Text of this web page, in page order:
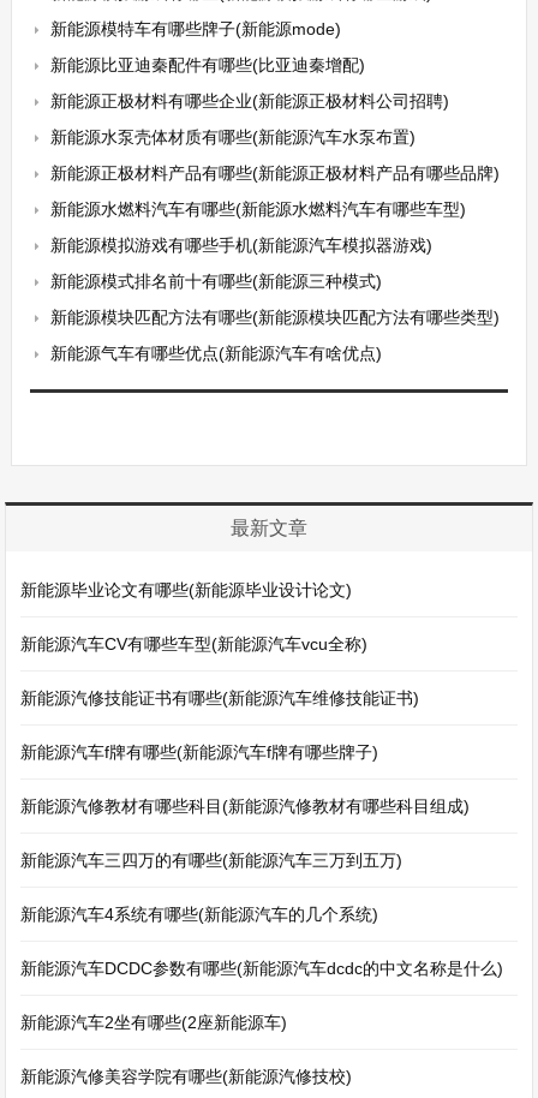
新能源模特车有哪些牌子(新能源mode)
新能源比亚迪秦配件有哪些(比亚迪秦增配)
新能源正极材料有哪些企业(新能源正极材料公司招聘)
新能源水泵壳体材质有哪些(新能源汽车水泵布置)
新能源正极材料产品有哪些(新能源正极材料产品有哪些品牌)
新能源水燃料汽车有哪些(新能源水燃料汽车有哪些车型)
新能源模拟游戏有哪些手机(新能源汽车模拟器游戏)
新能源模式排名前十有哪些(新能源三种模式)
新能源模块匹配方法有哪些(新能源模块匹配方法有哪些类型)
新能源气车有哪些优点(新能源汽车有啥优点)
最新文章
新能源毕业论文有哪些(新能源毕业设计论文)
新能源汽车CV有哪些车型(新能源汽车vcu全称)
新能源汽修技能证书有哪些(新能源汽车维修技能证书)
新能源汽车f牌有哪些(新能源汽车f牌有哪些牌子)
新能源汽修教材有哪些科目(新能源汽修教材有哪些科目组成)
新能源汽车三四万的有哪些(新能源汽车三万到五万)
新能源汽车4系统有哪些(新能源汽车的几个系统)
新能源汽车DCDC参数有哪些(新能源汽车dcdc的中文名称是什么)
新能源汽车2坐有哪些(2座新能源车)
新能源汽修美容学院有哪些(新能源汽修技校)